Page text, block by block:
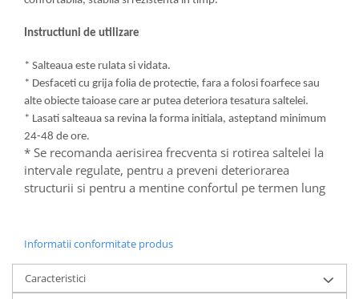
Instructiuni de utilizare
* Salteaua este rulata si vidata.
* Desfaceti cu grija folia de protectie, fara a folosi foarfece sau
alte obiecte taioase care ar putea deteriora tesatura saltelei.
* Lasati salteaua sa revina la forma initiala, asteptand minimum
24-48 de ore.
* Se recomanda aerisirea frecventa si rotirea saltelei la
intervale regulate, pentru a preveni deteriorarea
structurii si pentru a mentine confortul pe termen lung
Informatii conformitate produs
Caracteristici